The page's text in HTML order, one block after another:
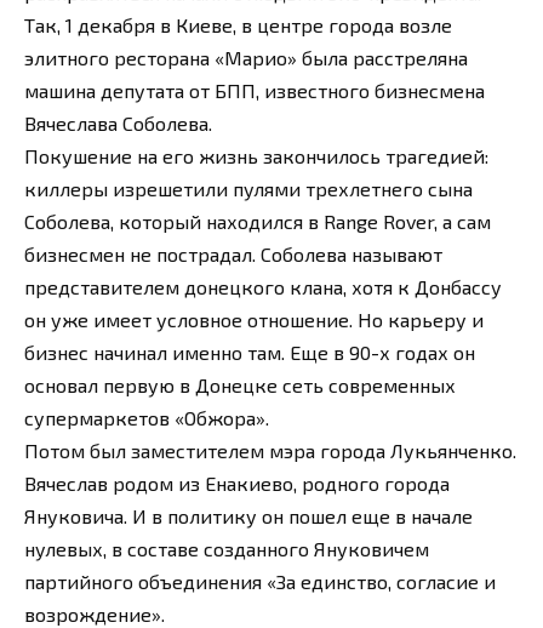
Так, 1 декабря в Киеве, в центре города возле
элитного ресторана «Марио» была расстреляна
машина депутата от БПП, известного бизнесмена
Вячеслава Соболева.
Покушение на его жизнь закончилось трагедией:
киллеры изрешетили пулями трехлетнего сына
Соболева, который находился в Range Rover, а сам
бизнесмен не пострадал. Соболева называют
представителем донецкого клана, хотя к Донбассу
он уже имеет условное отношение. Но карьеру и
бизнес начинал именно там. Еще в 90-х годах он
основал первую в Донецке сеть современных
супермаркетов «Обжора».
Потом был заместителем мэра города Лукьянченко.
Вячеслав родом из Енакиево, родного города
Януковича. И в политику он пошел еще в начале
нулевых, в составе созданного Януковичем
партийного объединения «За единство, согласие и
возрождение».